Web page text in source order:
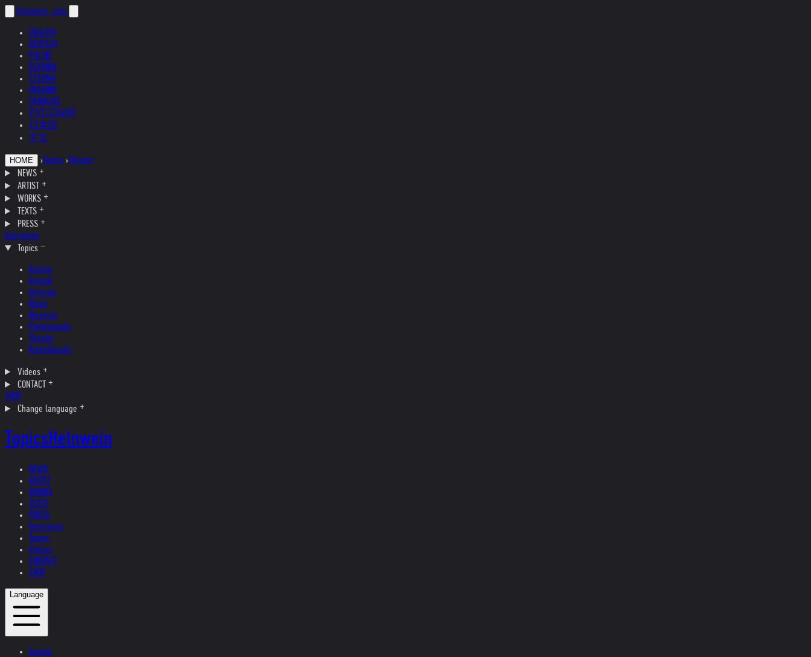
helnwein .com
ENGLISH
DEUTSCH
POLSKI
ESPAÑOL
ČEŠTINA
ITALIANO
FRANÇAIS
РУССКИЙ
日本語
中文
HOME › Topics › Theater
NEWS
ARTIST
WORKS
TEXTS
PRESS
Interviews
Topics
Austria
Ireland
Helvetia
Music
Museum
Photography
Theater
Kristallnacht
Videos
CONTACT
SHOP
Change language
TopicsHelnwein
NEWS
ARTIST
WORKS
TEXTS
PRESS
Interviews
Topics
Videos
CONTACT
SHOP
Language
Austria